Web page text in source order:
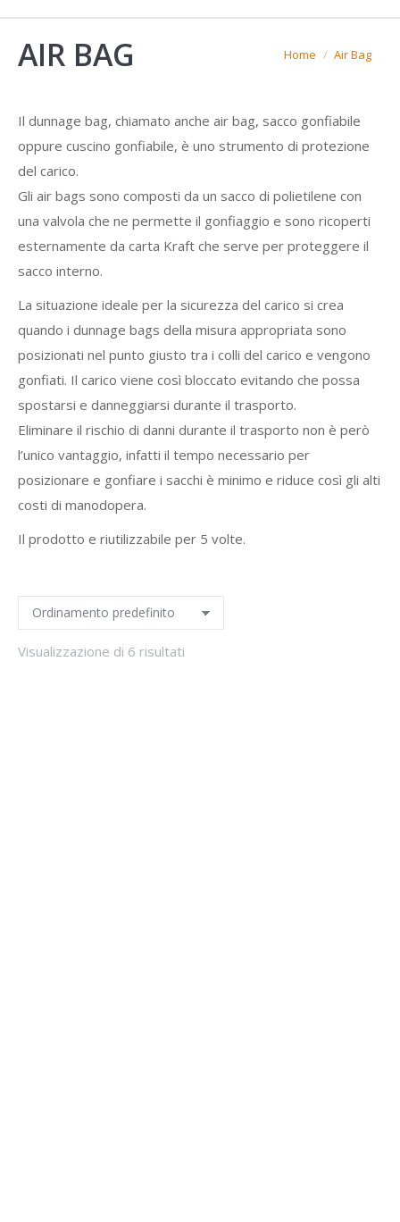
AIR BAG You are here:
Home Air Bag
Il dunnage bag, chiamato anche air bag, sacco gonfiabile
oppure cuscino gonfiabile, è uno strumento di protezione
del carico.
Gli air bags sono composti da un sacco di polietilene con
una valvola che ne permette il gonfiaggio e sono ricoperti
esternamente da carta Kraft che serve per proteggere il
sacco interno.
La situazione ideale per la sicurezza del carico si crea
quando i dunnage bags della misura appropriata sono
posizionati nel punto giusto tra i colli del carico e vengono
gonfiati. Il carico viene così bloccato evitando che possa
spostarsi e danneggiarsi durante il trasporto.
Eliminare il rischio di danni durante il trasporto non è però
l’unico vantaggio, infatti il tempo necessario per
posizionare e gonfiare i sacchi è minimo e riduce così gli alti
costi di manodopera.
Il prodotto e riutilizzabile per 5 volte.
Visualizzazione di 6 risultati